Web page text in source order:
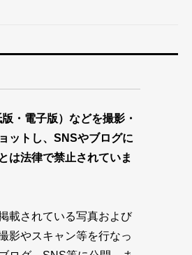
・電子版）などを撮影・
ットし、SNSやブログに
は法律で禁止されていま
載されている写真および
影やスキャン等を行なっ